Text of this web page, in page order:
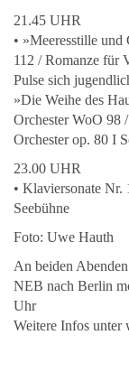
21.45 UHR
• »Meeresstille
112 / Romanze für
Pulse sich
»Die Weihe des
Orchester WoO 98
Orchester op. 80 I
23.00 UHR
• Klaviersonate
Seebühne
Foto: Uwe Hauth
An beiden
NEB nach Berlin
Uhr
Weitere Infos